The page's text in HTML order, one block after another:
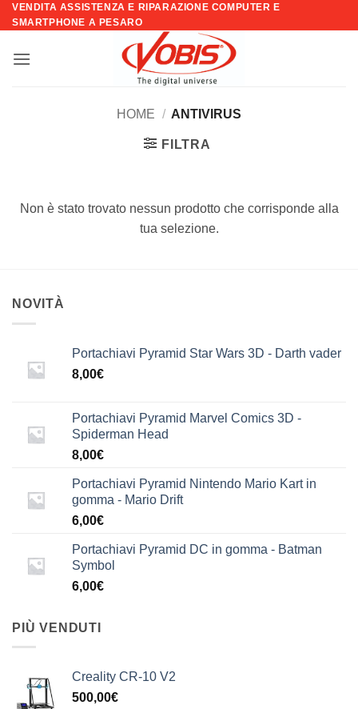
Salta
ai
VENDITA ASSISTENZA E RIPARAZIONE COMPUTER E
SMARTPHONE A PESARO
HOME / ANTIVIRUS
FILTRA
Non è stato trovato nessun prodotto che corrisponde alla
tua selezione.
NOVITÀ
Portachiavi Pyramid Star Wars 3D - Darth vader
8,00€
Portachiavi Pyramid Marvel Comics 3D -
Spiderman Head
8,00€
Portachiavi Pyramid Nintendo Mario Kart in
gomma - Mario Drift
6,00€
Portachiavi Pyramid DC in gomma - Batman
Symbol
6,00€
PIÙ VENDUTI
Creality CR-10 V2
500,00€